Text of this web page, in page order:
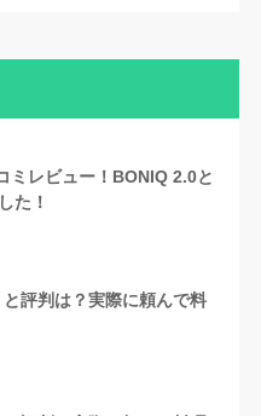
ミレビュー！BONIQ 2.0と
た！
評判は？実際に頼んで料